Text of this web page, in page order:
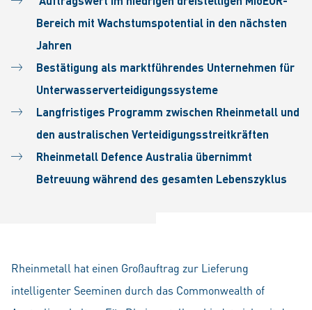
Bereich mit Wachstumspotential in den nächsten
Jahren
Bestätigung als marktführendes Unternehmen für
Unterwasserverteidigungssysteme
Langfristiges Programm zwischen Rheinmetall und
den australischen Verteidigungsstreitkräften
Rheinmetall Defence Australia übernimmt
Betreuung während des gesamten Lebenszyklus
Rheinmetall hat einen Großauftrag zur Lieferung
intelligenter Seeminen durch das Commonwealth of